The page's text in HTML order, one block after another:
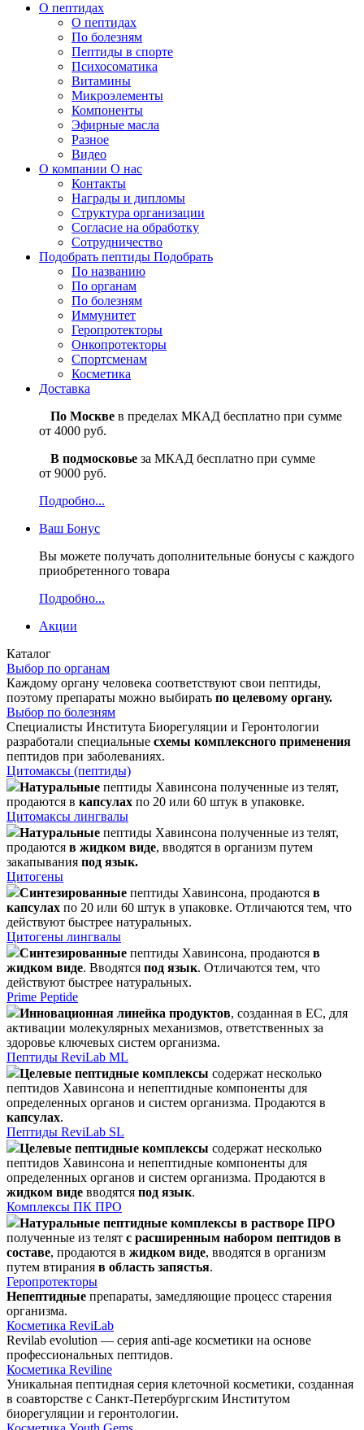
О пептидах
О пептидах
По болезням
Пептиды в спорте
Психосоматика
Витамины
Микроэлементы
Компоненты
Эфирные масла
Разное
Видео
О компании О нас
Контакты
Награды и дипломы
Структура организации
Согласие на обработку
Сотрудничество
Подобрать пептиды Подобрать
По названию
По органам
По болезням
Иммунитет
Геропротекторы
Онкопротекторы
Спортсменам
Косметика
Доставка
По Москве в пределах МКАД бесплатно при сумме
от 4000 руб.
В подмосковье за МКАД бесплатно при сумме
от 9000 руб.
Подробно...
Ваш Бонус
Вы можете получать дополнительные бонусы с каждого
приобретенного товара
Подробно...
Акции
Каталог
Выбор по органам
Каждому органу человека соответствуют свои пептиды,
поэтому препараты можно выбирать по целевому органу.
Выбор по болезням
Специалисты Института Биорегуляции и Геронтологии
разработали специальные схемы комплексного применения
пептидов при заболеваниях.
Цитомаксы (пептиды)
Натуральные пептиды Хавинсона полученные из телят,
продаются в капсулах по 20 или 60 штук в упаковке.
Цитомаксы лингвалы
Натуральные пептиды Хавинсона полученные из телят,
продаются в жидком виде, вводятся в организм путем
закапывания под язык.
Цитогены
Синтезированные пептиды Хавинсона, продаются в
капсулах по 20 или 60 штук в упаковке. Отличаются тем, что
действуют быстрее натуральных.
Цитогены лингвалы
Синтезированные пептиды Хавинсона, продаются в
жидком виде. Вводятся под язык. Отличаются тем, что
действуют быстрее натуральных.
Prime Peptide
Инновационная линейка продуктов, созданная в ЕС, для
активации молекулярных механизмов, ответственных за
здоровье ключевых систем организма.
Пептиды ReviLab ML
Целевые пептидные комплексы содержат несколько
пептидов Хавинсона и непептидные компоненты для
определенных органов и систем организма. Продаются в
капсулах.
Пептиды ReviLab SL
Целевые пептидные комплексы содержат несколько
пептидов Хавинсона и непептидные компоненты для
определенных органов и систем организма. Продаются в
жидком виде вводятся под язык.
Комплексы ПК ПРО
Натуральные пептидные комплексы в растворе ПРО
полученные из телят с расширенным набором пептидов в
составе, продаются в жидком виде, вводятся в организм
путем втирания в область запястья.
Геропротекторы
Непептидные препараты, замедляющие процесс старения
организма.
Косметика ReviLab
Revilab evolution — серия anti-age косметики на основе
профессиональных пептидов.
Косметика Reviline
Уникальная пептидная серия клеточной косметики, созданная
в соавторстве с Санкт-Петербургским Институтом
биорегуляции и геронтологии.